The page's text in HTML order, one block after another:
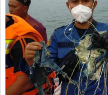
Ecología y Ambiente
Economía
El Experto
El Innovador
El Precio Que Yo Ví